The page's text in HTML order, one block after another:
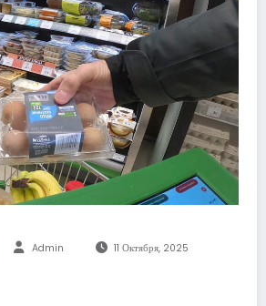
Admin 11 Октября, 2025